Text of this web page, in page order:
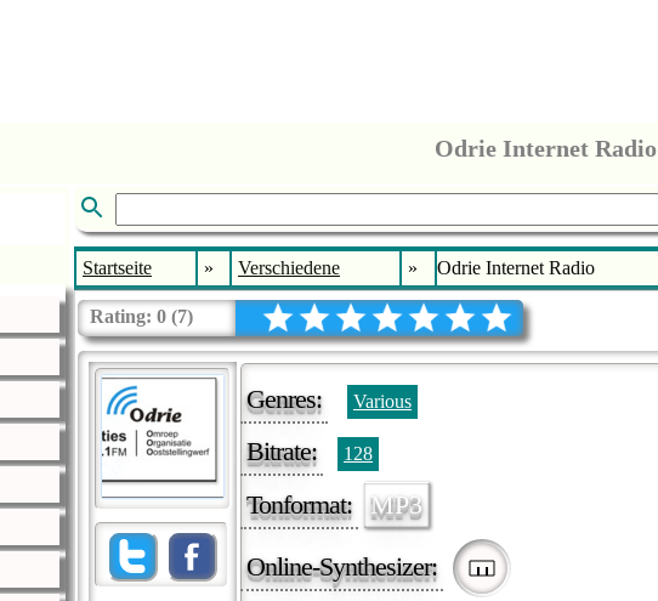
Odrie Internet Radio
Startseite » Verschiedene » Odrie Internet Radio
Rating: 0 (7)
Genres: Various
Bitrate: 128
Tonformat: MP3
Online-Synthesizer: